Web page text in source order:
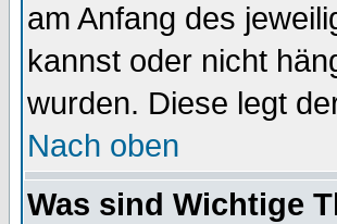
am Anfang des
kannst oder nicht
wurden. Diese legt
Nach oben
Was sind Wichtige